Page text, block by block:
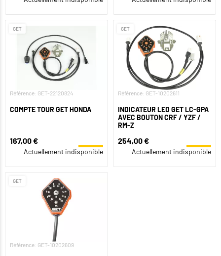
GET
Référence: GET-22120824
COMPTE TOUR GET HONDA
167,00 €
Actuellement indisponible
GET
Référence: GET-10202611
INDICATEUR LED GET LC-GPA
AVEC BOUTON CRF / YZF /
RM-Z
254,00 €
Actuellement indisponible
GET
Référence: GET-10202609